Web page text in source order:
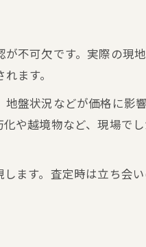
不可欠です。実際の現
ます。
盤状況などが価格に影
や越境物など、現場で
ます。査定時は立ち会